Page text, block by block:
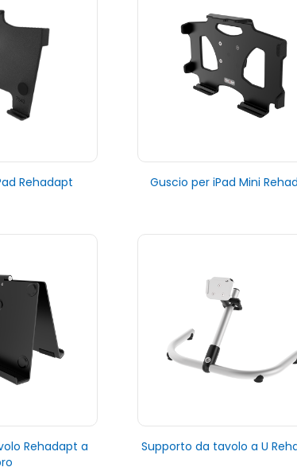
Rehadapt Guscio per iPad Mini
Rehadapt a
Supporto da tavolo a U